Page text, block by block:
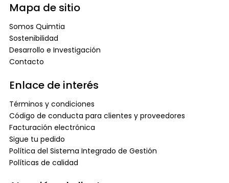
Mapa de sitio
Somos Quimtia
Sostenibilidad
Desarrollo e Investigación
Contacto
Enlace de interés
Términos y condiciones
Código de conducta para clientes y proveedores
Facturación electrónica
Sigue tu pedido
Política del Sistema Integrado de Gestión
Políticas de calidad